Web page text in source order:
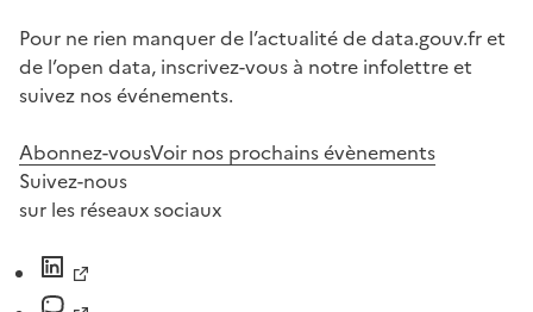
Pour ne rien manquer de l’actualité de data.gouv.fr et
de l’open data, inscrivez-vous à notre infolettre et
suivez nos événements.
Abonnez-vousVoir nos prochains évènements
Suivez-nous
sur les réseaux sociaux